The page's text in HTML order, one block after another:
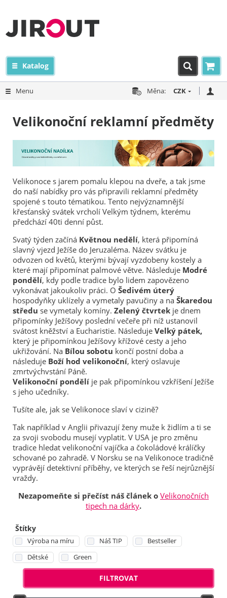
Katalog
Menu Měna: CZK
Velikonoční reklamní předměty
Velikonoce s jarem pomalu klepou na dveře, a tak jsme
do naší nabídky pro vás připravili reklamní předměty
spojené s touto tématikou. Tento nejvýznamnější
křesťanský svátek vrcholí Velkým týdnem, kterému
předchází 40ti denní půst.
Svatý týden začíná Květnou nedělí, která připomíná
slavný vjezd Ježíše do Jeruzaléma. Název svátku je
odvozen od květů, kterými bývají vyzdobeny kostely a
které mají připomínat palmové větve. Následuje Modré
pondělí, kdy podle tradice bylo lidem zapovězeno
vykonávat jakoukoliv práci. O Šedivém úterý
hospodyňky uklízely a vymetaly pavučiny a na Škaredou
středu se vymetaly komíny. Zelený čtvrtek je dnem
připomínky Ježíšovy poslední večeře při níž ustanovil
svátost kněžství a Eucharistie. Následuje Velký pátek,
který je připomínkou Ježíšovy křížové cesty a jeho
ukřižování. Na Bílou sobotu končí postní doba a
následuje Boží hod velikonoční, který oslavuje
zmrtvýchvstání Páně.
Velikonoční pondělí je pak připomínkou vzkříšení Ježíše
s jeho učedníky.
Tušíte ale, jak se Velikonoce slaví v cizině?
Tak například v Anglii přivazují ženy muže k židlím a ti se
za svoji svobodu musejí vyplatit. V USA je pro změnu
tradice hledat velikonoční vajíčka a čokoládové králíčky
schované po zahradě. V Norsku se na Velikonoce tradičně
vyprávějí detektivní příběhy, ve kterých se řeší nejrůznější
vraždy.
Nezapomeňte si přečíst náš článek o Velikonočních
tipech na dárky.
Štítky
Výroba na míru Náš TIP
Bestseller
Dětské
Green
FILTROVAT